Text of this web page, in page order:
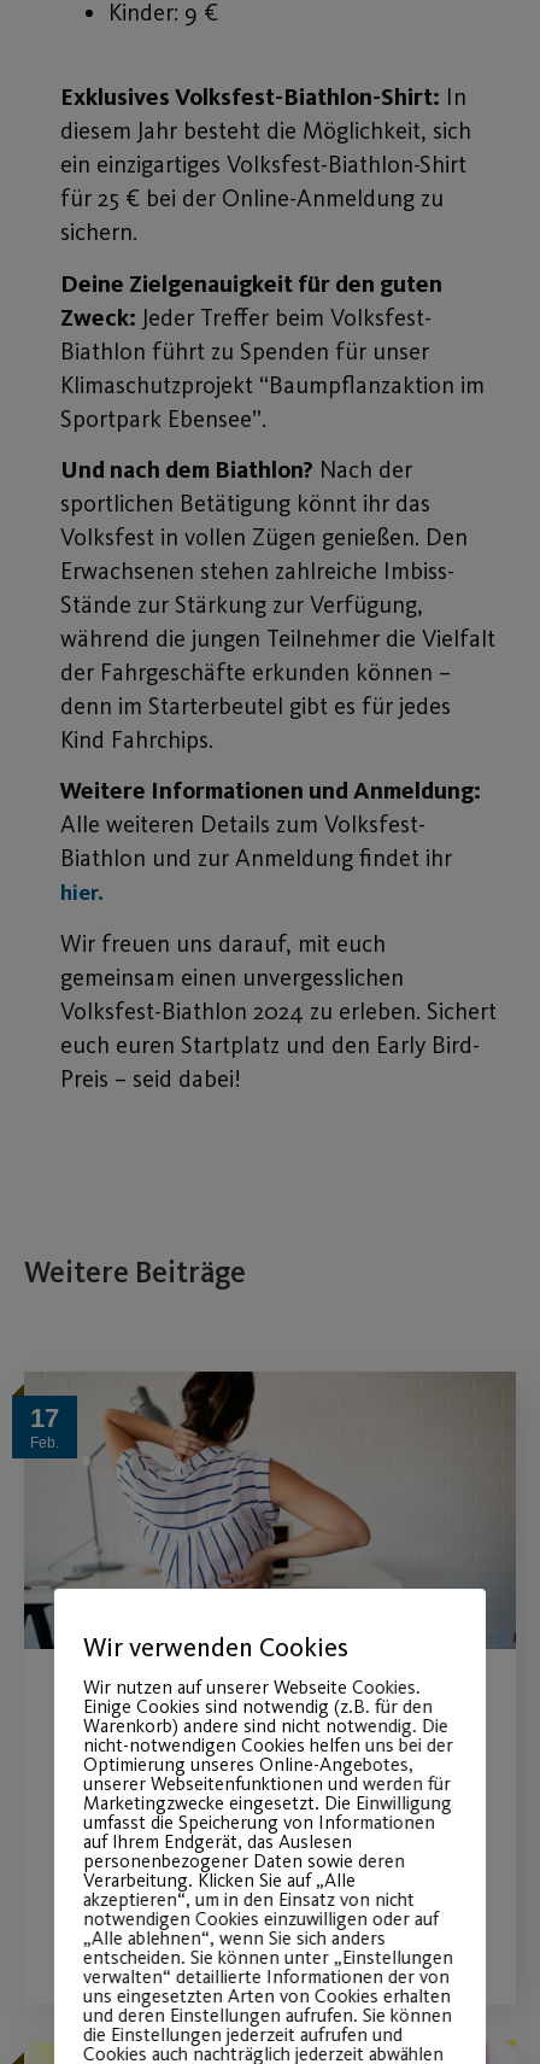
Kinder: 9 €
Exklusives Volksfest-Biathlon-Shirt: In
diesem Jahr besteht die Möglichkeit, sich
ein einzigartiges Volksfest-Biathlon-Shirt
für 25 € bei der Online-Anmeldung zu
sichern.
Deine Zielgenauigkeit für den guten
Zweck: Jeder Treffer beim Volksfest-
Biathlon führt zu Spenden für unser
Klimaschutzprojekt “Baumpflanzaktion im
Sportpark Ebensee”.
Und nach dem Biathlon? Nach der
sportlichen Betätigung könnt ihr das
Volksfest in vollen Zügen genießen. Den
Erwachsenen stehen zahlreiche Imbiss-
Stände zur Stärkung zur Verfügung,
während die jungen Teilnehmer die Vielfalt
der Fahrgeschäfte erkunden können –
denn im Starterbeutel gibt es für jedes
Kind Fahrchips.
Weitere Informationen und Anmeldung:
Alle weiteren Details zum Volksfest-
Biathlon und zur Anmeldung findet ihr
hier.
Wir freuen uns darauf, mit euch
gemeinsam einen unvergesslichen
Volksfest-Biathlon 2024 zu erleben. Sichert
euch euren Startplatz und den Early Bird-
Preis – seid dabei!
Weitere Beiträge
17
Feb.
Gesundheit im
Unternehmen
Aktive Mittagspause - neue Termine
zum Mitmachen.
WEITERLESEN
Wir verwenden Cookies
Wir nutzen auf unserer Webseite Cookies.
Einige Cookies sind notwendig (z.B. für den
Warenkorb) andere sind nicht notwendig. Die
nicht-notwendigen Cookies helfen uns bei der
Optimierung unseres Online-Angebotes,
unserer Webseitenfunktionen und werden für
Marketingzwecke eingesetzt. Die Einwilligung
umfasst die Speicherung von Informationen
auf Ihrem Endgerät, das Auslesen
personenbezogener Daten sowie deren
Verarbeitung. Klicken Sie auf „Alle
akzeptieren“, um in den Einsatz von nicht
notwendigen Cookies einzuwilligen oder auf
„Alle ablehnen“, wenn Sie sich anders
entscheiden. Sie können unter „Einstellungen
verwalten“ detaillierte Informationen der von
uns eingesetzten Arten von Cookies erhalten
und deren Einstellungen aufrufen. Sie können
die Einstellungen jederzeit aufrufen und
Cookies auch nachträglich jederzeit abwählen